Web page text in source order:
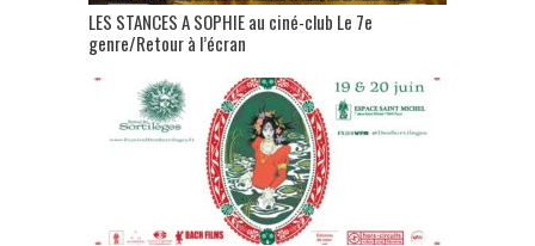
LES STANCES A SOPHIE au ciné-club Le 7e
genre/Retour à l’écran